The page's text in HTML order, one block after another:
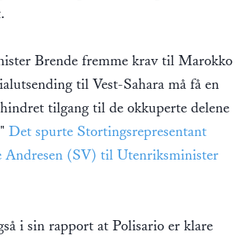
Brende fremme krav til Marokko
til Vest-Sahara må få en
tilgang til de okkuperte delene
Det spurte Stortingsrepresentant
Andresen (SV) til Utenriksminister
i sin rapport at Polisario er klare